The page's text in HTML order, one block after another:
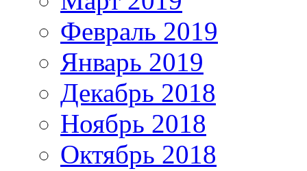
Февраль 2019
Январь 2019
Декабрь 2018
Ноябрь 2018
Октябрь 2018